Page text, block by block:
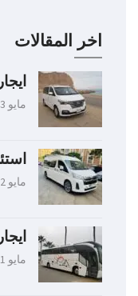
اخر المقالات
مايو 13, 2026
مايو 12, 2026
مايو 11, 2026